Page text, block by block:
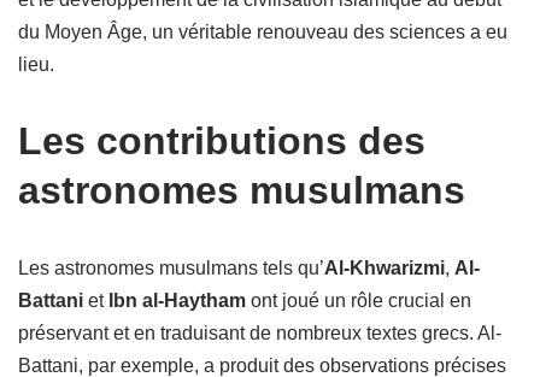
du Moyen Âge, un véritable renouveau des sciences a eu
lieu.
Les contributions des
astronomes musulmans
Les astronomes musulmans tels qu’Al-Khwarizmi, Al-
Battani et Ibn al-Haytham ont joué un rôle crucial en
préservant et en traduisant de nombreux textes grecs. Al-
Battani, par exemple, a produit des observations précises